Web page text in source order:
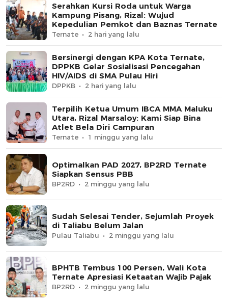
Serahkan Kursi Roda untuk Warga
Kampung Pisang, Rizal: Wujud
Kepedulian Pemkot dan Baznas Ternate
Ternate 2 hari yang lalu
Bersinergi dengan KPA Kota Ternate,
DPPKB Gelar Sosialisasi Pencegahan
HIV/AIDS di SMA Pulau Hiri
DPPKB 2 hari yang lalu
Terpilih Ketua Umum IBCA MMA Maluku
Utara, Rizal Marsaloy: Kami Siap Bina
Atlet Bela Diri Campuran
Ternate 1 minggu yang lalu
Optimalkan PAD 2027, BP2RD Ternate
Siapkan Sensus PBB
BP2RD 2 minggu yang lalu
Sudah Selesai Tender, Sejumlah Proyek
di Taliabu Belum Jalan
Pulau Taliabu 2 minggu yang lalu
BPHTB Tembus 100 Persen, Wali Kota
Ternate Apresiasi Ketaatan Wajib Pajak
BP2RD 2 minggu yang lalu